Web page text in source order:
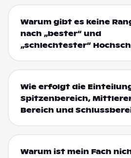
Warum gibt es keine
nach „bester“ und
„schlechtester“
Wie erfolgt die
Spitzenbereich,
Bereich und
Warum ist mein Fach